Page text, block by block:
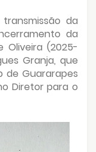
da
da
Oliveira (2025-
Granja, que
de Guararapes
Diretor para o